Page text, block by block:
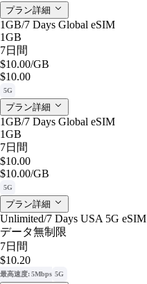
プラン詳細
1GB/7 Days Global eSIM
1GB
7日間
$10.00/GB
$10.00
5G
プラン詳細
1GB/7 Days Global eSIM
1GB
7日間
$10.00
$10.00/GB
5G
プラン詳細
Unlimited/7 Days USA 5G eSIM
データ無制限
7日間
$10.20
最高速度: 5Mbps 5G